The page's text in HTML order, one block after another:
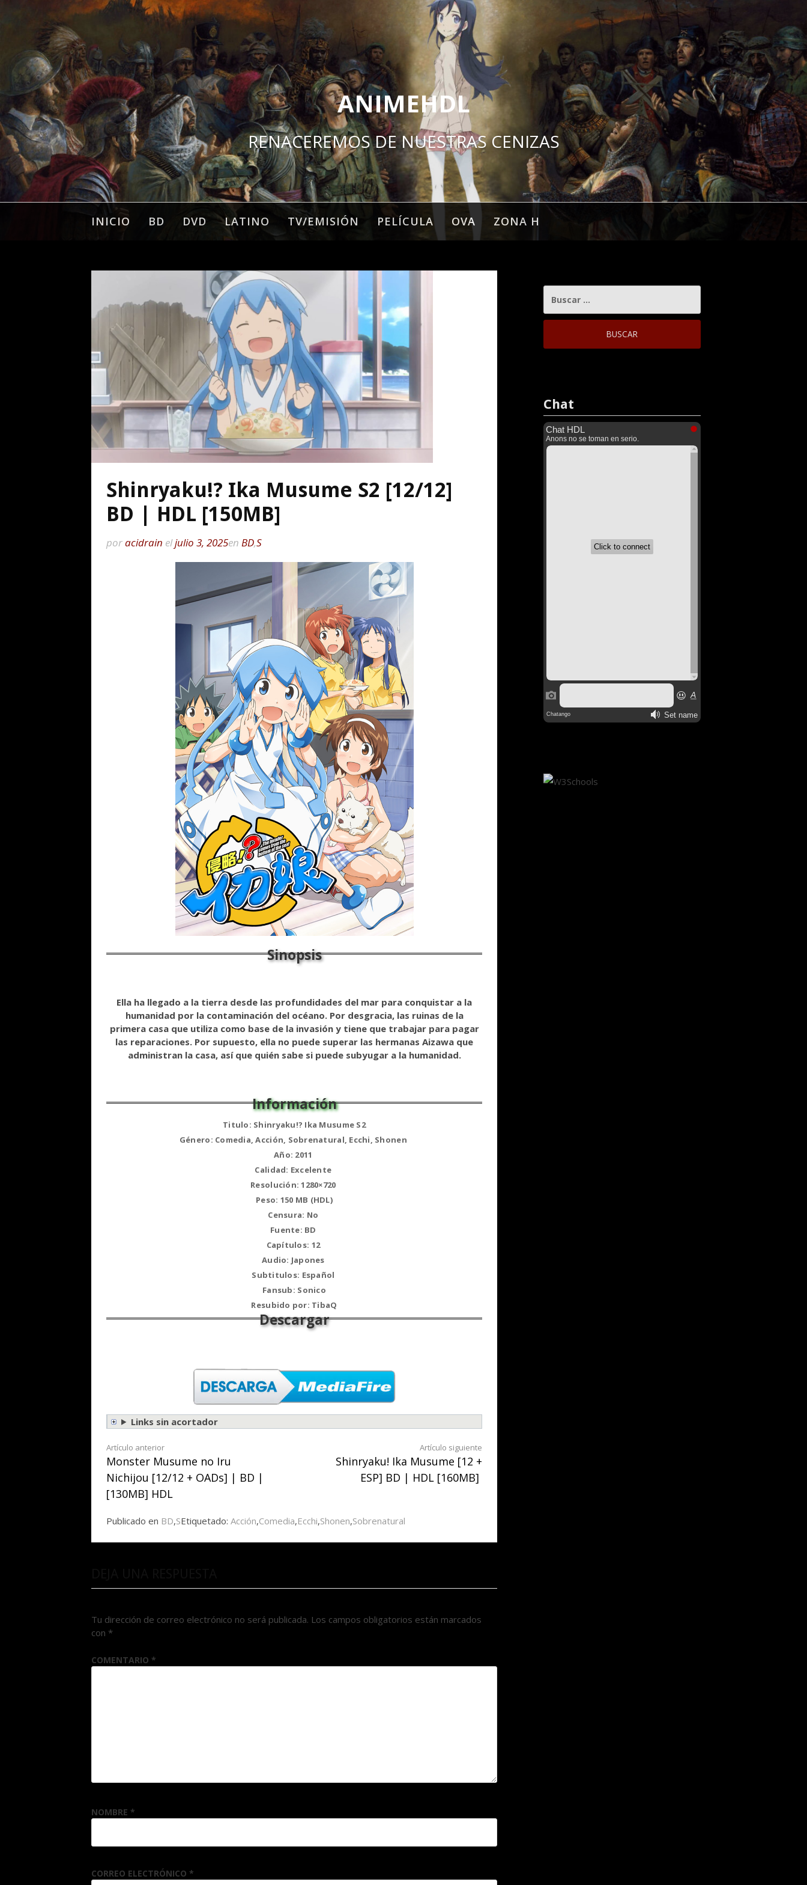
ANIMEHDL
RENACEREMOS DE NUESTRAS CENIZAS
INICIO BD DVD LATINO TV/EMISIÓN PELÍCULA OVA ZONA H
Shinryaku!? Ika Musume S2 [12/12]
BD | HDL [150MB]
poracidrain eljulio 3, 2025en BD,S
Ella ha llegado a la tierra desde las profundidades del mar para conquistar a la
humanidad por la contaminación del océano. Por desgracia, las ruinas de la
primera casa que utiliza como base de la invasión y tiene que trabajar para pagar
las reparaciones. Por supuesto, ella no puede superar las hermanas Aizawa que
administran la casa, así que quién sabe si puede subyugar a la humanidad.
Titulo: Shinryaku!? Ika Musume S2
Género: Comedia, Acción, Sobrenatural, Ecchi, Shonen
Año: 2011
Calidad: Excelente
Resolución: 1280×720
Peso: 150 MB (HDL)
Censura: No
Fuente: BD
Capítulos: 12
Audio: Japones
Subtitulos: Español
Fansub: Sonico
Resubido por: TibaQ
Links sin acortador
Seguir
leyendo
Artículo anterior
Monster Musume no Iru
Nichijou [12/12 + OADs] | BD |
[130MB] HDL
Artículo siguiente
Shinryaku! Ika Musume [12 +
ESP] BD | HDL [160MB]
Publicado en BD,SEtiquetado: Acción,Comedia,Ecchi,Shonen,Sobrenatural
Tu dirección de correo electrónico no será publicada. Los campos obligatorios están marcados
con *
COMENTARIO *
NOMBRE *
CORREO ELECTRÓNICO *
Chat